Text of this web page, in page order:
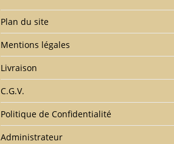
Plan du site
Mentions légales
Livraison
C.G.V.
Politique de Confidentialité
Administrateur